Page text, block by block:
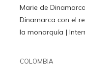
Marie de
Dinamarca con el
la monarquía |
COLOMBIA